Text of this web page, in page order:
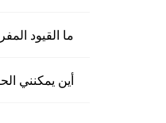
ما القيود
أين يمكنني